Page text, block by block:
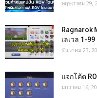
พฤษภาคม 29,
Ragnarok
เลเวล 1-99
ธันวาคม 23,
แจกโค้ด
มกราคม 16,